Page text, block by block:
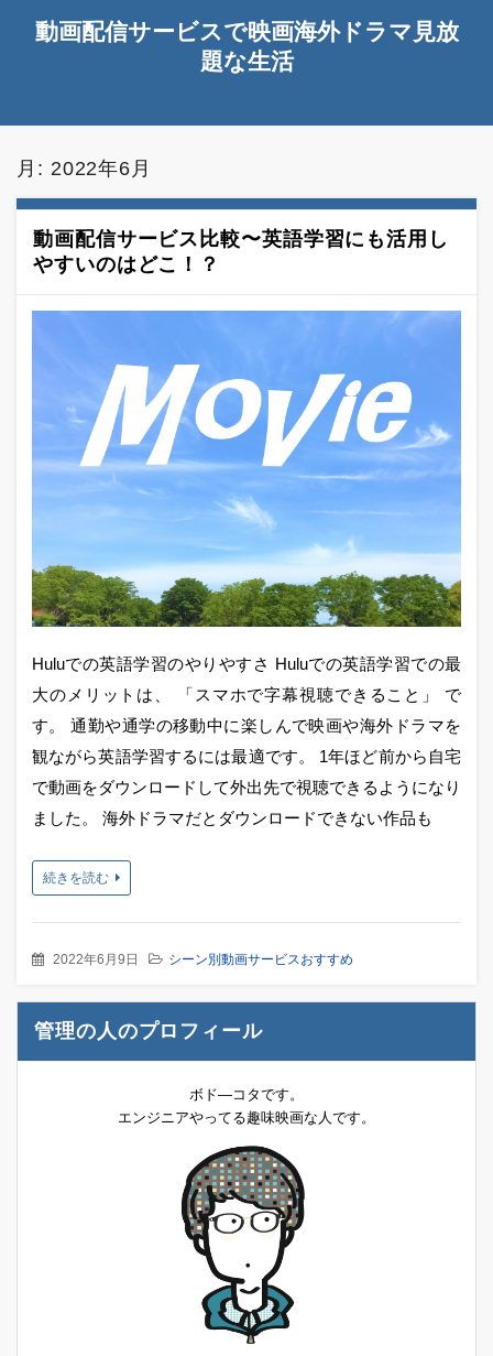
動画配信サービスで映画海外ドラマ見放
題な生活
月: 2022年6月
動画配信サービス比較〜英語学習にも活用し
やすいのはどこ！？
Huluでの英語学習のやりやすさ Huluでの英語学習での最
大のメリットは、 「スマホで字幕視聴できること」 で
す。 通勤や通学の移動中に楽しんで映画や海外ドラマを
観ながら英語学習するには最適です。 1年ほど前から自宅
で動画をダウンロードして外出先で視聴できるようになり
ました。 海外ドラマだとダウンロードできない作品も
続きを読む
2022年6月9日 シーン別動画サービスおすすめ
管理の人のプロフィール
ボド―コタです。
エンジニアやってる趣味映画な人です。